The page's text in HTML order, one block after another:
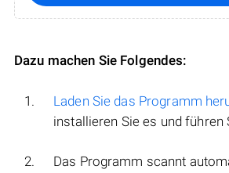
Dazu machen Sie Folgendes:
Laden Sie das Programm
installieren Sie es und führen
Das Programm scannt